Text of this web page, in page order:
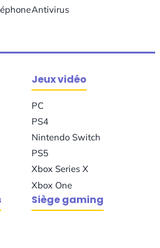
Antivirus
Jeux vidéo
PC
PS4
Nintendo Switch
PS5
Xbox Series X
Xbox One
Siège gaming